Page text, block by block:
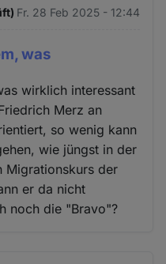
Fr. 28 Feb 2025 - 12:44
was
wirklich interessant
Merz an
so wenig kann
wie jüngst in der
Migrationskurs der
er da nicht
noch die "Bravo"?